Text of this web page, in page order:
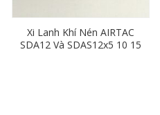
Xi Lanh Khí Nén AIRTAC
SDA12 Và SDAS12x5 10 15